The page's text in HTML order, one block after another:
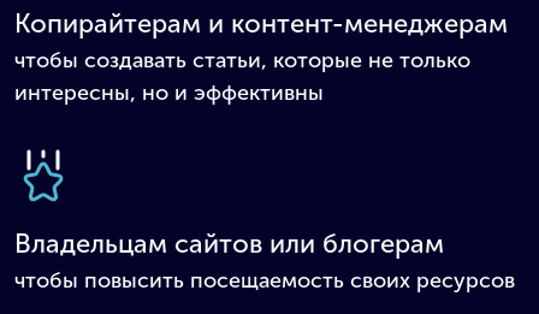
Копирайтерам и контент-менеджерам
чтобы создавать статьи, которые не только
интересны, но и эффективны
Владельцам сайтов или блогерам
чтобы повысить посещаемость своих ресурсов